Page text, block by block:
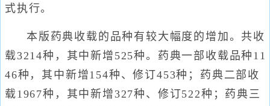
式执行。
本版药典收载的品种有较大幅度的增加。共收
载3214种，其中新增525种。药典一部收载品种11
46种，其中新增154种、修订453种；药典二部收
载1967种，其中新增327种、修订522种；药典三